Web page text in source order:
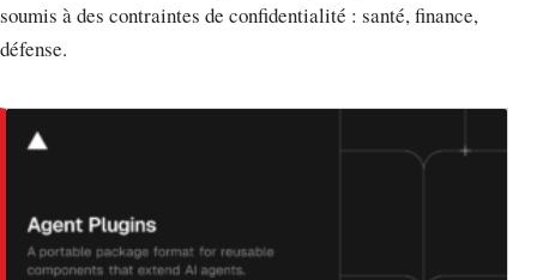
soumis à des contraintes de confidentialité : santé, finance,
défense.